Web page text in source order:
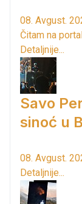
08. Avgust.
Čitam na
Detaljnije...
Savo
sinoć u
08. Avgust.
Detaljnije...